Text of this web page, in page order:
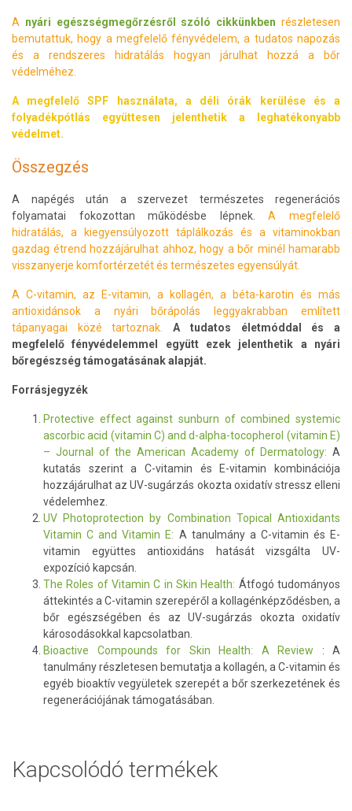
A nyári egészségmegőrzésről szóló cikkünkben részletesen
bemutattuk, hogy a megfelelő fényvédelem, a tudatos napozás
és a rendszeres hidratálás hogyan járulhat hozzá a bőr
védelméhez.
A megfelelő SPF használata, a déli órák kerülése és a
folyadékpótlás együttesen jelenthetik a leghatékonyabb
védelmet.
Összegzés
A napégés után a szervezet természetes regenerációs
folyamatai fokozottan működésbe lépnek.A megfelelő
hidratálás, a kiegyensúlyozott táplálkozás és a vitaminokban
gazdag étrend hozzájárulhat ahhoz, hogy a bőr minél hamarabb
visszanyerje komfortérzetét és természetes egyensúlyát.
A C-vitamin, az E-vitamin, a kollagén, a béta-karotin és más
antioxidánsok a nyári bőrápolás leggyakrabban említett
tápanyagai közé tartoznak.
A tudatos életmóddal és a
megfelelő fényvédelemmel együtt ezek jelenthetik a nyári
bőregészség támogatásának alapját.
Forrásjegyzék
Protective effect against sunburn of combined systemic
ascorbic acid (vitamin C) and d-alpha-tocopherol (vitamin E)
– Journal of the American Academy of Dermatology: A
kutatás szerint a C-vitamin és E-vitamin kombinációja
hozzájárulhat az UV-sugárzás okozta oxidatív stressz elleni
védelemhez.
UV Photoprotection by Combination Topical Antioxidants
Vitamin C and Vitamin E: A tanulmány a C-vitamin és E-
vitamin együttes antioxidáns hatását vizsgálta UV-
expozíció kapcsán.
The Roles of Vitamin C in Skin Health: Átfogó tudományos
áttekintés a C-vitamin szerepéről a kollagénképződésben, a
bőr egészségében és az UV-sugárzás okozta oxidatív
károsodásokkal kapcsolatban.
Bioactive Compounds for Skin Health: A Review : A
tanulmány részletesen bemutatja a kollagén, a C-vitamin és
egyéb bioaktív vegyületek szerepét a bőr szerkezetének és
regenerációjának támogatásában.
Kapcsolódó termékek